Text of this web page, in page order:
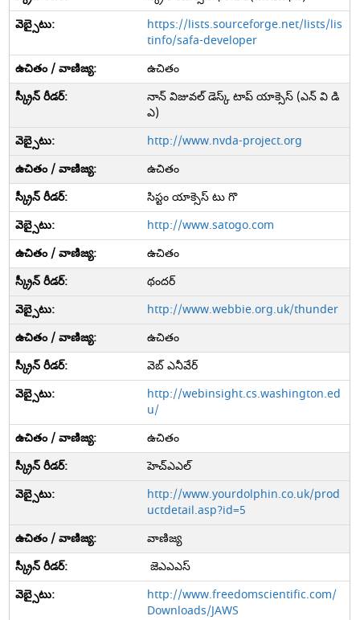
https://lists.sourceforge.net/lists/lis
tinfo/safa-developer
ఉచితం
నాన్ విజువల్ డెస్క్ టాప్ యాక్సెస్ (ఎన్ వి డి
ఎ)
http://www.nvda-project.org
ఉచితం
సిస్టం యాక్సెస్ టు గొ
http://www.satogo.com
ఉచితం
థందర్
http://www.webbie.org.uk/thunder
ఉచితం
వెబ్ ఎనీవేర్
http://webinsight.cs.washington.ed
u/
ఉచితం
హెచ్ఎఎల్
http://www.yourdolphin.co.uk/prod
uctdetail.asp?id=5
వాణిజ్య
జెఎఎఎస్
http://www.freedomscientific.com/
Downloads/JAWS